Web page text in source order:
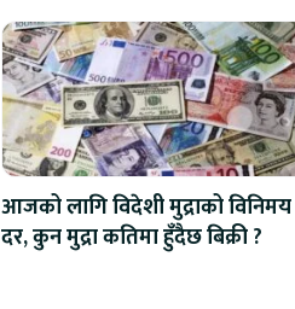
आजको लागि विदेशी मुद्राको विनिमय
दर, कुन मुद्रा कतिमा हुँदैछ बिक्री ?